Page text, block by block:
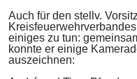
Auch für den stellv.
einiges zu tun:
konnte er einige
auszeichnen: